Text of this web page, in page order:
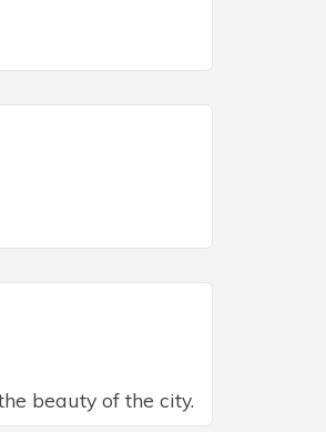
beauty of the city.